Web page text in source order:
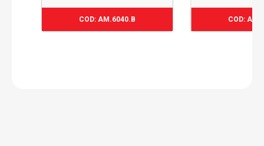
COD: AM.6040.B
€ COD:
€